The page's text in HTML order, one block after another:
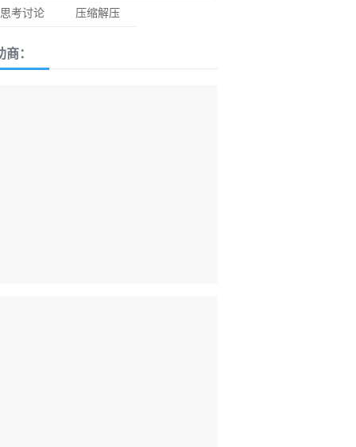
思考讨论
压缩解压
商：